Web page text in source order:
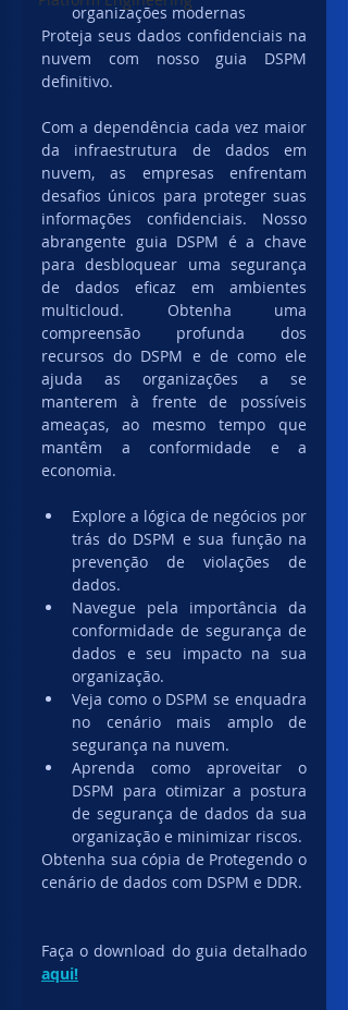
organizações modernas
Proteja seus dados confidenciais na
nuvem com nosso guia DSPM
definitivo.
Com a dependência cada vez maior
da infraestrutura de dados em
nuvem, as empresas enfrentam
desafios únicos para proteger suas
informações confidenciais. Nosso
abrangente guia DSPM é a chave
para desbloquear uma segurança
de dados eficaz em ambientes
multicloud. Obtenha uma
compreensão profunda dos
recursos do DSPM e de como ele
ajuda as organizações a se
manterem à frente de possíveis
ameaças, ao mesmo tempo que
mantêm a conformidade e a
economia.
Explore a lógica de negócios por
trás do DSPM e sua função na
prevenção de violações de
dados.
Navegue pela importância da
conformidade de segurança de
dados e seu impacto na sua
organização.
Veja como o DSPM se enquadra
no cenário mais amplo de
segurança na nuvem.
Aprenda como aproveitar o
DSPM para otimizar a postura
de segurança de dados da sua
organização e minimizar riscos.
Obtenha sua cópia de Protegendo o
cenário de dados com DSPM e DDR.
aqui!